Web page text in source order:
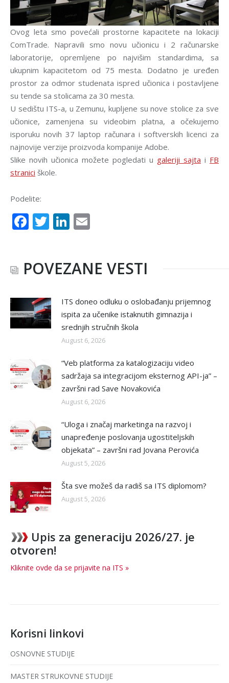
Ovog leta smo povećali prostorne kapacitete na lokaciji
ComTrade. Napravili smo novu učionicu i 2 računarske
laboratorije, opremljene po najvišim standardima, sa
ukupnim kapacitetom od 75 mesta. Dodatno je uređen
prostor za odmor studenata ispred učionica i postavljene
su tende sa stolicama za 30 mesta.
U sedištu ITS-a, u Zemunu, kupljene su nove stolice za sve
učionice, zamenjena su videobim platna, a očekujemo
isporuku novih 37 laptop računara i softverskih licenci za
najnovije verzije proizvoda kompanije Adobe.
Slike novih učionica možete pogledati u galeriji sajta i FB
stranici škole.
Podelite:
Facebook
TwitterLinkedIn
POVEZANE VESTI
ITS doneo odluku o oslobađanju prijemnog
ispita za učenike istaknutih gimnazija i
srednjih stručnih škola
August 6, 2026
“Veb platforma za katalogizaciju video
sadržaja sa integracijom eksternog API-ja” –
završni rad Save Novakovića
August 6, 2026
“Uloga i značaj marketinga na razvoj i
unapređenje poslovanja ugostiteljskih
objekata” – završni rad Jovana Perovića
August 5, 2026
Šta sve možeš da radiš sa ITS diplomom?
August 5, 2026
Upis za generaciju 2026/27. je
otvoren!
Kliknite ovde da se prijavite na ITS »
Korisni linkovi
OSNOVNE STUDIJE
MASTER STRUKOVNE STUDIJE